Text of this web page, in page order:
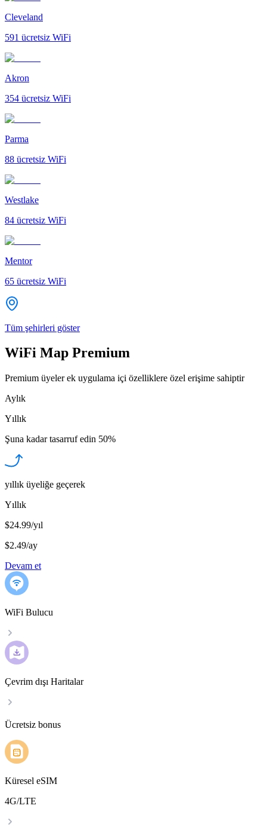
Cleveland
591 ücretsiz WiFi
Akron
354 ücretsiz WiFi
Parma
88 ücretsiz WiFi
Westlake
84 ücretsiz WiFi
Mentor
65 ücretsiz WiFi
Tüm şehirleri göster
WiFi Map Premium
Premium üyeler ek uygulama içi özelliklere özel erişime sahiptir
Aylık
Yıllık
Şuna kadar tasarruf edin 50%
yıllık üyeliğe geçerek
Yıllık
$24.99/yıl
$2.49/ay
Devam et
WiFi Bulucu
Çevrim dışı Haritalar
Ücretsiz bonus
Küresel eSIM
4G/LTE